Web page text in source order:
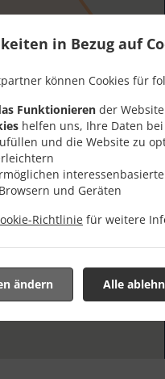
in Bezug auf
können Cookies für
Funktionieren der
helfen uns, Ihre Daten
und die Website zu
und Geräten
Richtlinie für weitere
Alle
ändern